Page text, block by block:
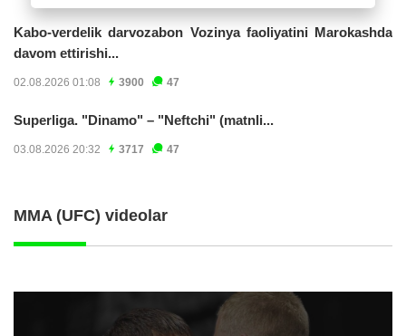
Kabo-verdelik darvozabon Vozinya faoliyatini Marokashda
davom ettirishi...
02.08.2026 01:08 3900 47
Superliga. "Dinamo" – "Neftchi" (matnli...
03.08.2026 20:32 3717 47
MMA (UFC) videolar